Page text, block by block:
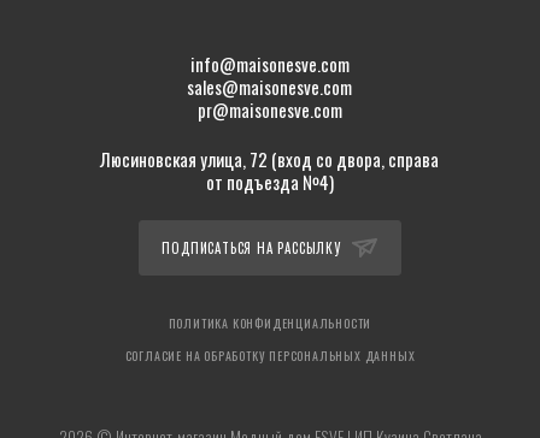
info@maisonesve.com
sales@maisonesve.com
pr@maisonesve.com
Люсиновская улица, 72 (вход со двора, справа
от подъезда №4)
ПОДПИСАТЬСЯ НА РАССЫЛКУ
ПОЛИТИКА КОНФИДЕНЦИАЛЬНОСТИ
СОГЛАСИЕ НА ОБРАБОТКУ ПЕРСОНАЛЬНЫХ ДАННЫХ